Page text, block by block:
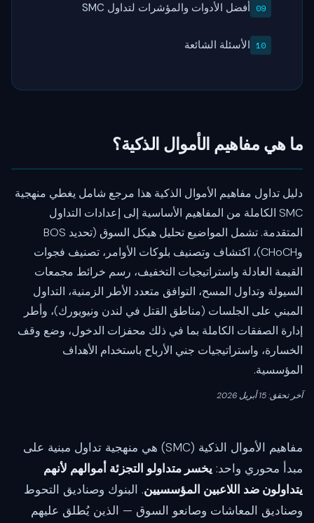
أفضل الأدوات والمؤشرات لتداول SMC
الأسئلة الشائعة
ما هي مفاهيم الأموال الذكية؟
دليل تداول مفاهيم الأموال الذكية هذا مرجع شامل يغطي منهجية
SMC الكاملة من المفاهيم الأساسية إلى إعدادات التداول
المتقدمة. تشمل المواضيع تحليل هيكل السوق (تحديد BOS
وCHoCH)، اكتشاف وتصنيف بلوكات الأوامر، تصنيف فجوات
القيمة العادلة واستراتيجيات التخفيف، رسم خرائط مجمعات
السيولة وتداول المسح، التوافق متعدد الأطر الزمنية، التداول
المبني على الجلسات (مناطق القتل في لندن ونيويورك)، وأطر
إدارة الصفقات الكاملة بما في ذلك محفزات الدخول، وضع وقف
الخسارة، واستراتيجيات جني الأرباح باستخدام الأهداف
المؤسسية.
آخر تحقق: 15 أبريل 2026
مفاهيم الأموال الذكية (SMC) هي منهجية تداول مبنية على
مبدأ محوري واحد: يخسر متداولو التجزئة أموالهم لأنهم
يتداولون ضد اللاعبين المؤسسيين. البنوك وصناديق التحوط
وصناديق المعاشات وصانعو السوق — الذين يُطلق عليهم